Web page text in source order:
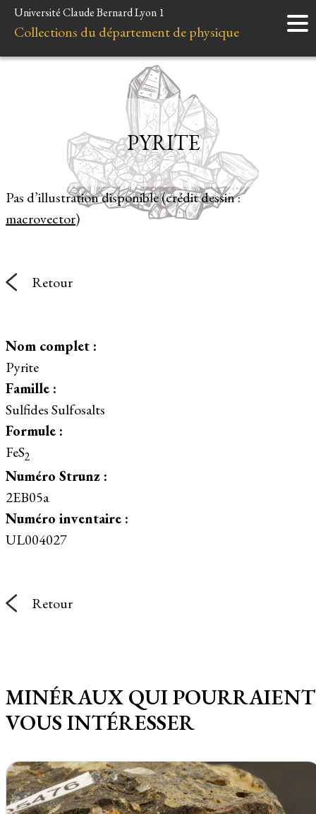
Accueil
Instruments
Liens et ressources
Université Claude Bernard Lyon 1
Collections du département de physique
Pas d’illustration disponible (crédit dessin :
macrovector)
PYRITE
Retour
Nom complet :
Pyrite
Famille :
Sulfides Sulfosalts
Formule :
FeS2
Numéro Strunz :
2EB05a
Numéro inventaire :
UL004027
Retour
MINÉRAUX QUI POURRAIENT
VOUS INTÉRESSER